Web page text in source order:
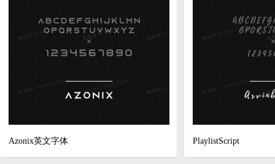
Azonix英文字体 PlaylistScript